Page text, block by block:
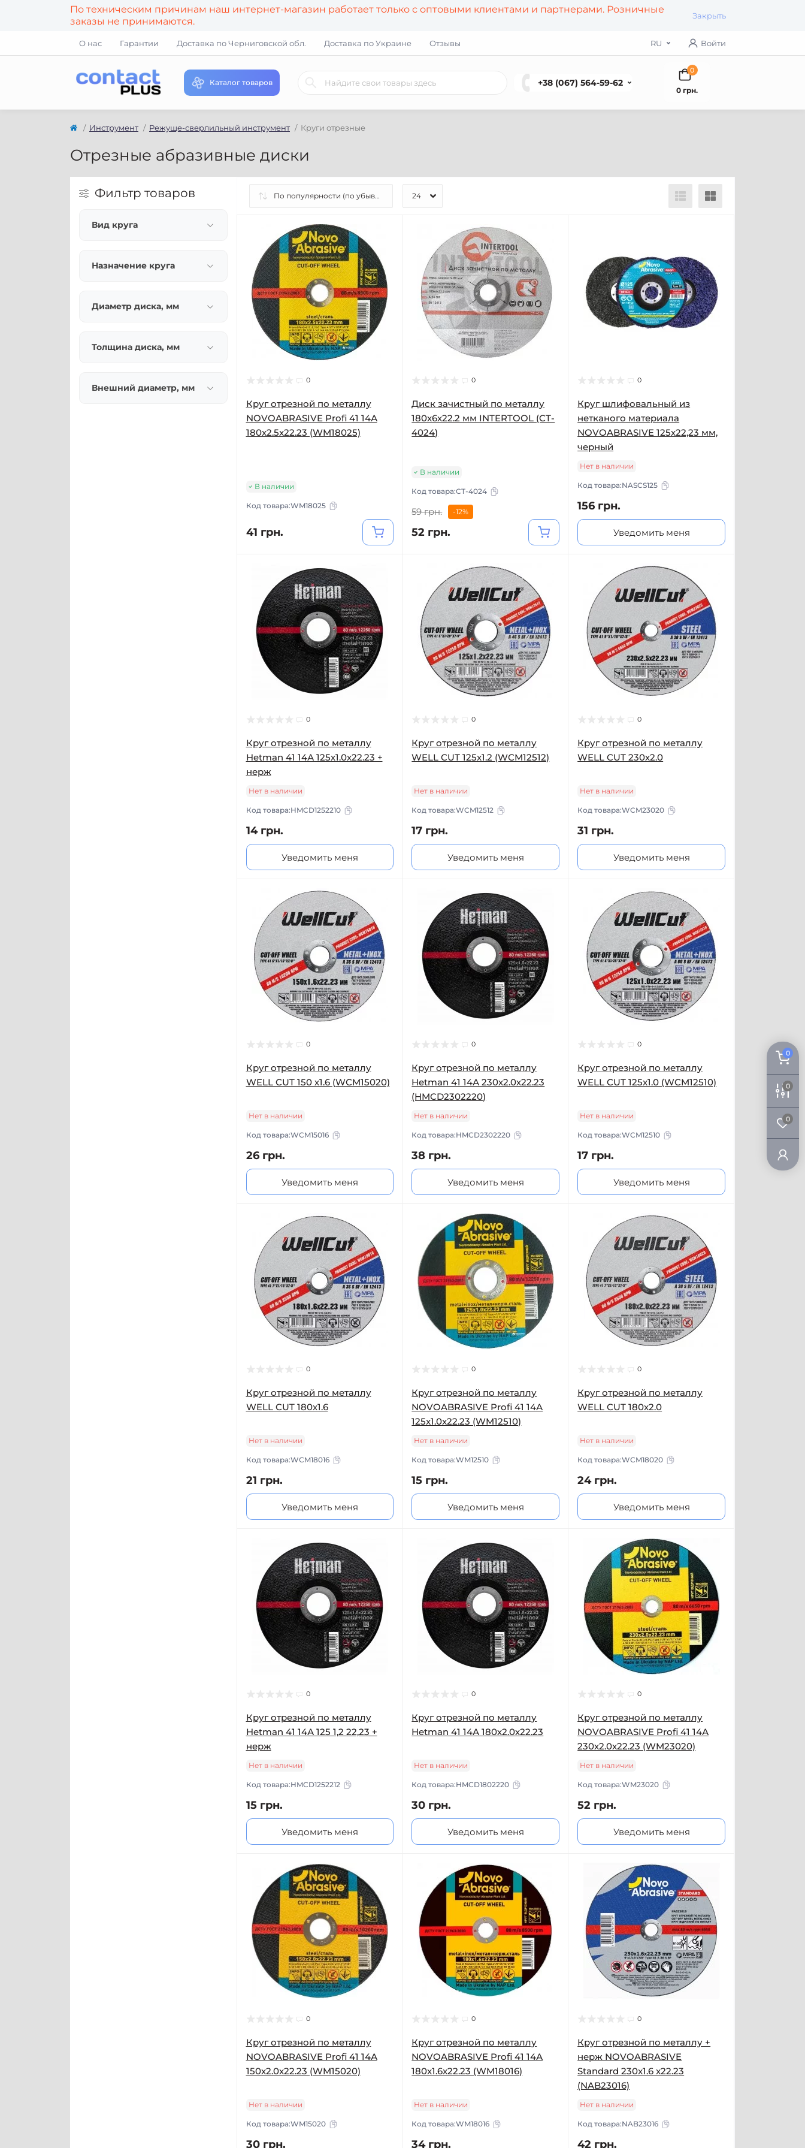
0
0
0
По техническим причинам наш интернет-магазин работает только с оптовыми клиентами и партнерами. Розничные
заказы не принимаются.
Закрыть
О нас Гарантии Доставка по Черниговской обл. Доставка по Украине Отзывы RU Войти
Каталог товаров +38 (067) 564-59-62
0
0 грн.
Инструмент Режуще-сверлильный инструмент Круги отрезные
Отрезные абразивные диски
Фильтр товаров
Вид круга
Назначение круга
Диаметр диска, мм
Толщина диска, мм
Внешний диаметр, мм
0
Круг отрезной по металлу
NOVOABRASIVE Profi 41 14А
180x2.5x22.23 (WM18025)
В наличии
Код товара:WM18025
41 грн.
0
Диск зачистный по металлу
180x6x22.2 мм INTERTOOL (CT-
4024)
В наличии
Код товара:CT-4024
59 грн. -12%
52 грн.
0
Круг шлифовальный из
нетканого материала
NOVOABRASIVE 125х22,23 мм,
черный
Нет в наличии
Код товара:NASCS125
156 грн.
Уведомить меня
0
Круг отрезной по металлу
Hetman 41 14А 125х1.0х22.23 +
нерж
Нет в наличии
Код товара:HMCD1252210
14 грн.
Уведомить меня
0
Круг отрезной по металлу
WELL CUT 125x1.2 (WCM12512)
Нет в наличии
Код товара:WCM12512
17 грн.
Уведомить меня
0
Круг отрезной по металлу
WELL CUT 230х2.0
Нет в наличии
Код товара:WCM23020
31 грн.
Уведомить меня
0
Круг отрезной по металлу
WELL CUT 150 х1.6 (WCM15020)
Нет в наличии
Код товара:WCM15016
26 грн.
Уведомить меня
0
Круг отрезной по металлу
Hetman 41 14А 230х2.0х22.23
(HMCD2302220)
Нет в наличии
Код товара:HMCD2302220
38 грн.
Уведомить меня
0
Круг отрезной по металлу
WELL CUT 125x1.0 (WCM12510)
Нет в наличии
Код товара:WCM12510
17 грн.
Уведомить меня
0
Круг отрезной по металлу
WELL CUT 180х1.6
Нет в наличии
Код товара:WCM18016
21 грн.
Уведомить меня
0
Круг отрезной по металлу
NOVOABRASIVE Profi 41 14А
125x1.0x22.23 (WM12510)
Нет в наличии
Код товара:WM12510
15 грн.
Уведомить меня
0
Круг отрезной по металлу
WELL CUT 180х2.0
Нет в наличии
Код товара:WCM18020
24 грн.
Уведомить меня
0
Круг отрезной по металлу
Hetman 41 14А 125 1,2 22,23 +
нерж
Нет в наличии
Код товара:HMCD1252212
15 грн.
Уведомить меня
0
Круг отрезной по металлу
Hetman 41 14А 180х2.0х22.23
Нет в наличии
Код товара:HMCD1802220
30 грн.
Уведомить меня
0
Круг отрезной по металлу
NOVOABRASIVE Profi 41 14А
230x2.0x22.23 (WM23020)
Нет в наличии
Код товара:WM23020
52 грн.
Уведомить меня
0
Круг отрезной по металлу
NOVOABRASIVE Profi 41 14А
150x2.0x22.23 (WM15020)
Нет в наличии
Код товара:WM15020
30 грн.
0
Круг отрезной по металлу
NOVOABRASIVE Profi 41 14А
180x1.6x22.23 (WM18016)
Нет в наличии
Код товара:WM18016
34 грн.
0
Круг отрезной по металлу +
нерж NOVOABRASIVE
Standard 230x1.6 x22.23
(NAB23016)
Нет в наличии
Код товара:NAB23016
42 грн.